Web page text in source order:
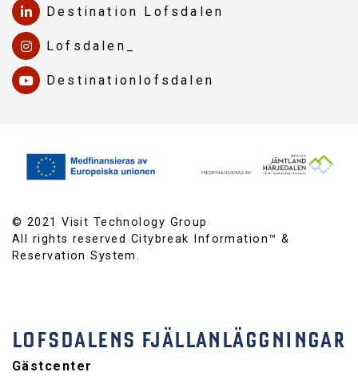
Destination Lofsdalen
Lofsdalen_
Destinationlofsdalen
© 2021 Visit Technology Group
All rights reserved Citybreak Information™ &
Reservation System.
LOFSDALENS FJÄLLANLÄGGNINGAR
Gästcenter